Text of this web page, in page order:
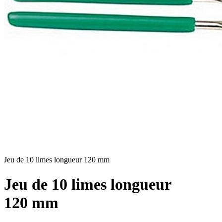
Jeu de 10 limes longueur 120 mm
Jeu de 10 limes longueur
120 mm